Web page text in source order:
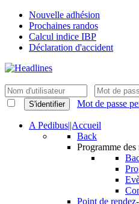
Nouvelle adhésion
Prochaines randos
Calcul indice IBP
Déclaration d'accident
S'identifier Mot de passe
A Pedibus||Accueil
Back
Programme des
Point de